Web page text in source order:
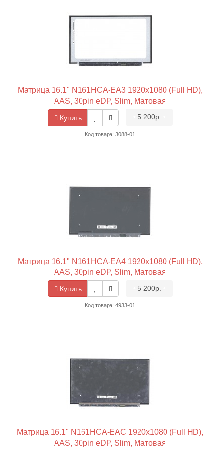
Матрица 16.1" N161HCA-EA3 1920x1080 (Full HD),
AAS, 30pin eDP, Slim, Матовая
Купить 5 200р.
Код товара: 3088-01
Матрица 16.1" N161HCA-EA4 1920x1080 (Full HD),
AAS, 30pin eDP, Slim, Матовая
Купить 5 200р.
Код товара: 4933-01
Матрица 16.1" N161HCA-EAC 1920x1080 (Full HD),
AAS, 30pin eDP, Slim, Матовая